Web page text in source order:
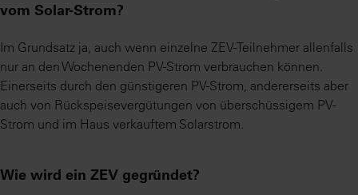
vom Solar-Strom?
Im Grundsatz ja, auch wenn einzelne ZEV-Teilnehmer allenfalls
nur an den Wochenenden PV-Strom verbrauchen können.
Einerseits durch den günstigeren PV-Strom, andererseits aber
auch von Rückspeisevergütungen von überschüssigem PV-
Strom und im Haus verkauftem Solarstrom.
Wie wird ein ZEV gegründet?